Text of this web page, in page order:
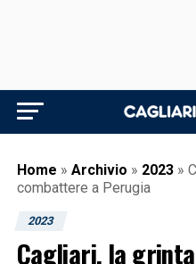
Home » Archivio » 2023 »
combattere a Perugia
2023
Cagliari, la